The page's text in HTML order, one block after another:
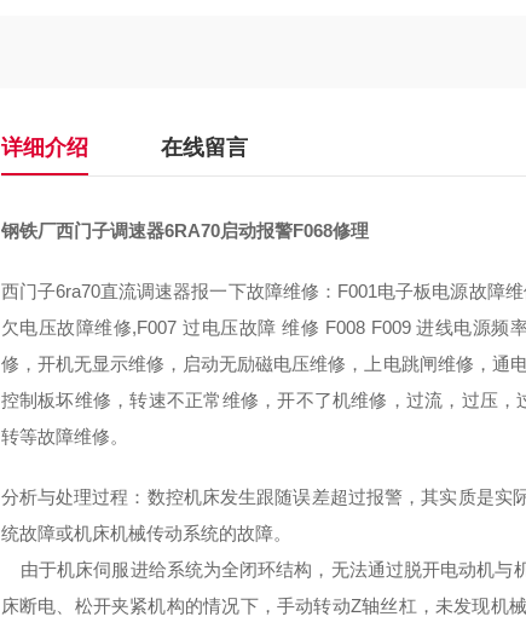
详细介绍 在线留言
钢铁厂西门子调速器6RA70启动报警F068修理
西门子6ra70直流调速器报一下故障维修：F001电子板电源故
欠电压故障维修,F007 过电压故障 维修 F008 F009 进线电源
修，开机无显示维修，启动无励磁电压维修，上电跳闸维修，通
控制板坏维修，转速不正常维修，开不了机维修，过流，过压
转等故障维修。
分析与处理过程：数控机床发生跟随误差超过报警，其实质是
统故障或机床机械传动系统的故障。
由于机床伺服进给系统为全闭环结构，无法通过脱开电动机与
床断电、松开夹紧机构的情况下，手动转动Z轴丝杠，未发现机